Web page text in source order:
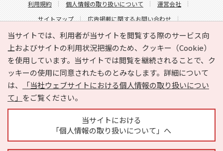
当サイトでは、利用者が当サイトを閲覧する際のサービス向
上およびサイトの利用状況把握のため、クッキー（Cookie）
を使用しています。当サイトでは閲覧を継続されることで、ク
ッキーの使用に同意されたものとみなします。詳細について
は、
「当社ウェブサイトにおける個人情報の取り扱いについ
て」 をご覧ください。
当サイトにおける
「個人情報の取り扱いについて」へ
利用規約
個人情報の取り扱いについて
運営会社
サイトマップ
広告掲載に関するお問い合わせ
サイトの内容に関するお問い合わせ
Copyright © HYOJITO.Co.,Ltd. All Rights Reserved.